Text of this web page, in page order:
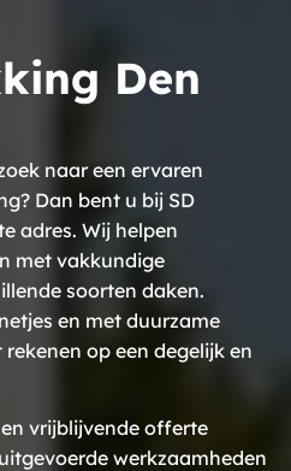
Den
naar een ervaren
Dan bent u bij SD
adres. Wij helpen
met vakkundige
soorten daken.
en met duurzame
op een degelijk en
vrijblijvende offerte
werkzaamheden